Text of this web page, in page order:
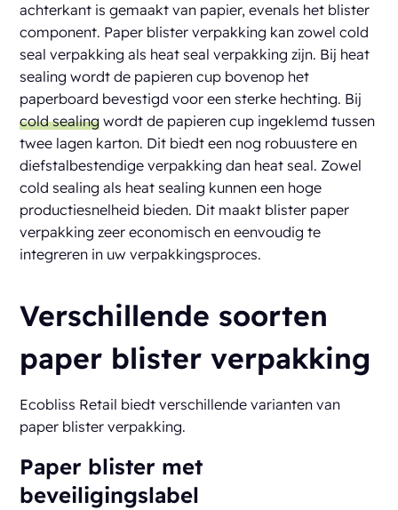
achterkant is gemaakt van papier, evenals het blister
component. Paper blister verpakking kan zowel cold
seal verpakking als heat seal verpakking zijn. Bij heat
sealing wordt de papieren cup bovenop het
paperboard bevestigd voor een sterke hechting. Bij
cold sealing wordt de papieren cup ingeklemd tussen
twee lagen karton. Dit biedt een nog robuustere en
diefstalbestendige verpakking dan heat seal. Zowel
cold sealing als heat sealing kunnen een hoge
productiesnelheid bieden. Dit maakt blister paper
verpakking zeer economisch en eenvoudig te
integreren in uw verpakkingsproces.
Verschillende soorten
paper blister verpakking
Ecobliss Retail biedt verschillende varianten van
paper blister verpakking.
Paper blister met
beveiligingslabel